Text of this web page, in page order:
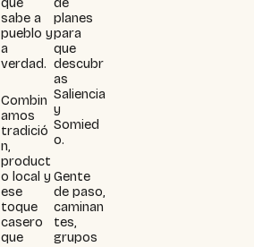
sabe a
pueblo y
a
verdad.
Combin
amos
tradició
n,
product
o local y
ese
toque
casero
que
planes
para
que
descubr
as
Saliencia
y
Somied
o.
Gente
de paso,
caminan
tes,
grupos